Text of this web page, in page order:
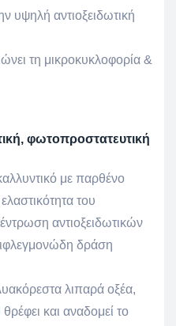
υψηλή αντιοξειδωτική
τη μικροκυκλοφορία &
φωτοπροστατευτική
με παρθένο
του
αντιοξειδωτικών
δράση
λιπαρά οξέα,
και αναδομεί το